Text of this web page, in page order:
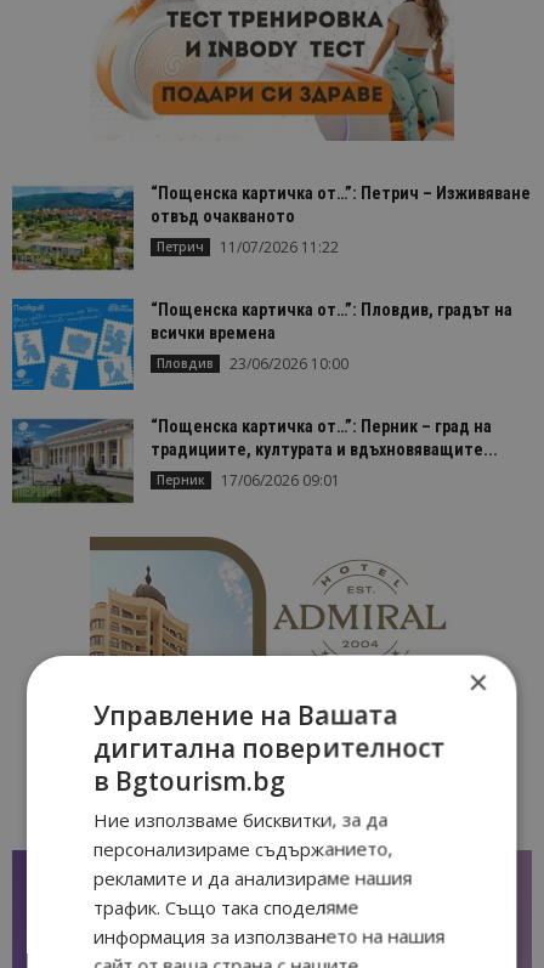
“Пощенска картичка от…”: Петрич – Изживяване
отвъд очакваното
Петрич 11/07/2026 11:22
“Пощенска картичка от…”: Пловдив, градът на
всички времена
Пловдив 23/06/2026 10:00
“Пощенска картичка от…”: Перник – град на
традициите, културата и вдъхновяващите...
Перник 17/06/2026 09:01
×
Управление на Вашата
дигитална поверителност
в Bgtourism.bg
Ние използваме бисквитки, за да
персонализираме съдържанието,
рекламите и да анализираме нашия
трафик. Също така споделяме
информация за използването на нашия